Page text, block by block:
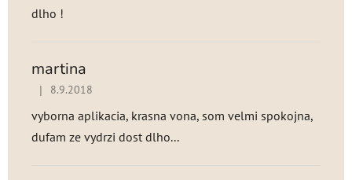
dlho !
martina
Hodnotenie produktu je 5 z 5 hviezdičiek.
| 8.9.2018
vyborna aplikacia, krasna vona, som velmi spokojna,
dufam ze vydrzi dost dlho...